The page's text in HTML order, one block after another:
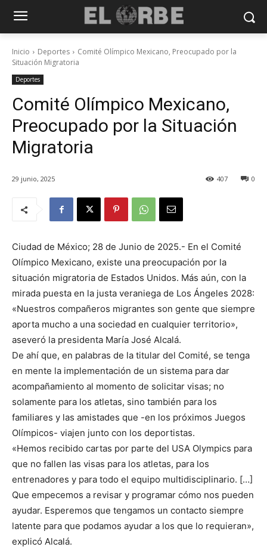
Inicio Deportes
Comité Olímpico Mexicano, Preocupado por la
Situación Migratoria
Deportes
Comité Olímpico Mexicano,
Preocupado por la Situación
Migratoria
29 junio, 2025 0
407
Ciudad de México; 28 de Junio de 2025.- En el Comité
Olímpico Mexicano, existe una preocupación por la
situación migratoria de Estados Unidos. Más aún, con la
mirada puesta en la justa veraniega de Los Ángeles 2028:
«Nuestros compañeros migrantes son gente que siempre
aporta mucho a una sociedad en cualquier territorio»,
aseveró la presidenta María José Alcalá.
De ahí que, en palabras de la titular del Comité, se tenga
en mente la implementación de un sistema para dar
acompañamiento al momento de solicitar visas; no
solamente para los atletas, sino también para los
familiares y las amistades que -en los próximos Juegos
Olímpicos- viajen junto con los deportistas.
«Hemos recibido cartas por parte del USA Olympics para
que no fallen las visas para los atletas, para los
entrenadores y para todo el equipo multidisciplinario. […]
Que empecemos a revisar y programar cómo nos pueden
ayudar. Esperemos que tengamos un contacto siempre
latente para que podamos ayudar a los que lo requieran»,
explicó Alcalá.